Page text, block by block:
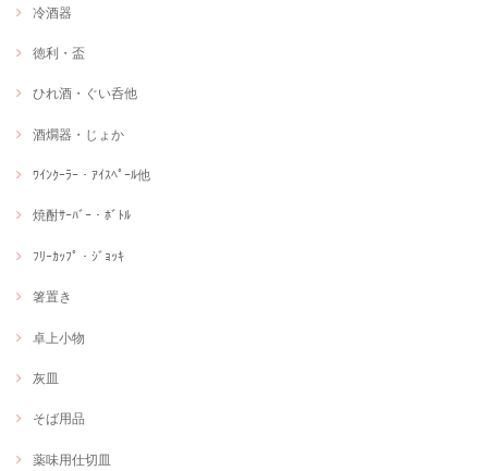
冷酒器
徳利・盃
ひれ酒・ぐい呑他
酒燗器・じょか
ﾜｲﾝｸｰﾗｰ・ｱｲｽﾍﾟｰﾙ他
焼酎ｻｰﾊﾞｰ・ﾎﾞﾄﾙ
ﾌﾘｰｶｯﾌﾟ・ｼﾞｮｯｷ
箸置き
卓上小物
灰皿
そば用品
薬味用仕切皿